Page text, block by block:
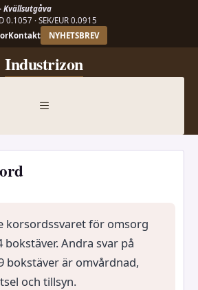
Kvällsutgåva
0.1057 · SEK/EUR 0.0915
Kontakt NYHETSBREV
Industrizon
MENY
korsordssvaret för omsorg
Andra svar på
bokstäver är omvårdnad,
och tillsyn.